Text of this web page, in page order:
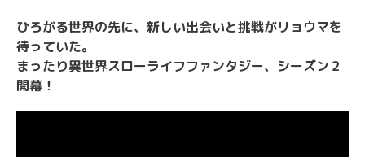
ひろがる世界の先に、新しい出会いと挑戦がリョウマを
待っていた。
まったり異世界スローライフファンタジー、シーズン２
開幕！